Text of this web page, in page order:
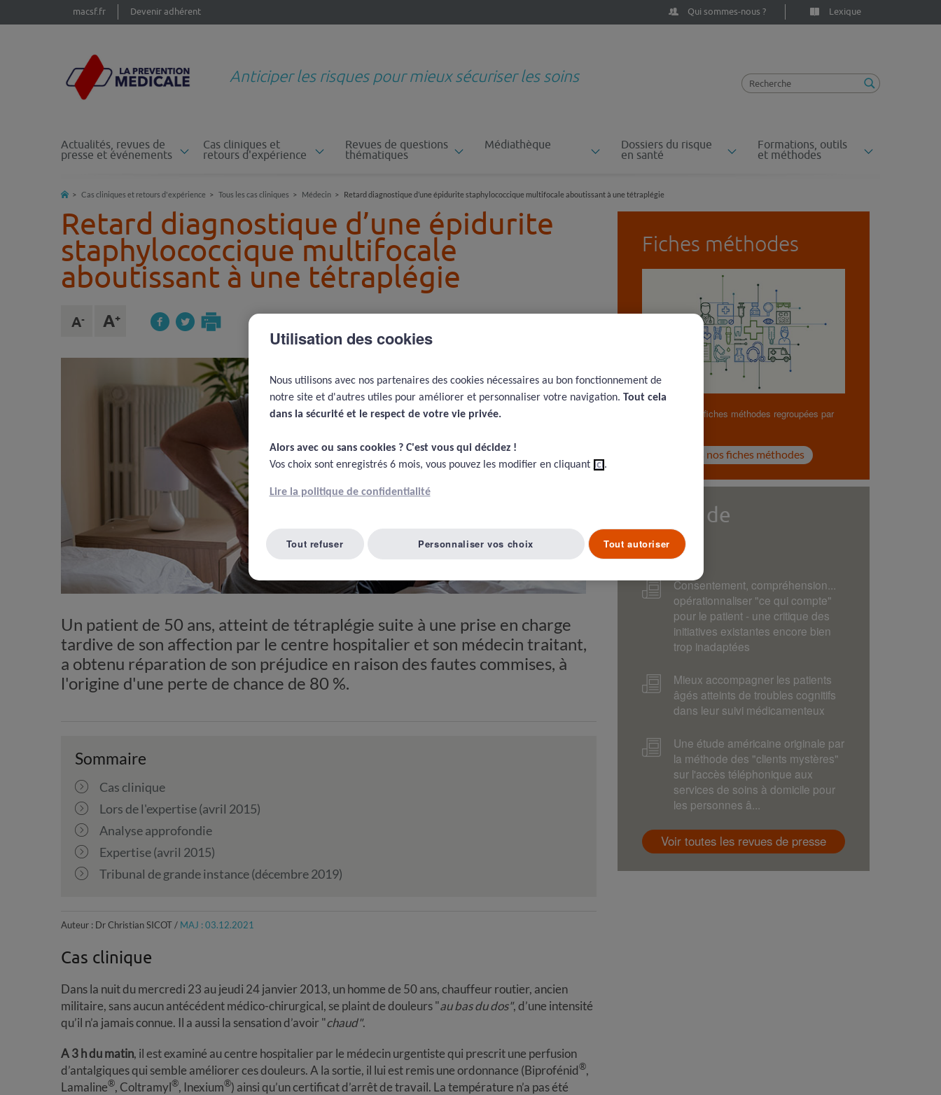
macsf.fr Devenir adhérent Lexique
Qui sommes-nous ?
Anticiper les risques pour mieux sécuriser les soins
Actualités, revues de
presse et événements
Cas cliniques et
retours d'expérience
Revues de questions
thématiques
Médiathèque Dossiers du risque
en santé
Formations, outils
et méthodes
Cas cliniques et retours d'expérience Tous les cas cliniques Médecin Retard diagnostique d’une épidurite staphylococcique multifocale aboutissant à une tétraplégie
Retard diagnostique d’une épidurite
staphylococcique multifocale
aboutissant à une tétraplégie
Un patient de 50 ans, atteint de tétraplégie suite à une prise en charge
tardive de son affection par le centre hospitalier et son médecin traitant,
a obtenu réparation de son préjudice en raison des fautes commises, à
l'origine d'une perte de chance de 80 %.
Sommaire
Cas clinique
Lors de l'expertise (avril 2015)
Analyse approfondie
Expertise (avril 2015)
Tribunal de grande instance (décembre 2019)
Auteur : Dr Christian SICOT / MAJ : 03.12.2021
Cas clinique
Dans la nuit du mercredi 23 au jeudi 24 janvier 2013, un homme de 50 ans, chauffeur routier, ancien
militaire, sans aucun antécédent médico-chirurgical, se plaint de douleurs "au bas du dos", d’une intensité
qu’il n’a jamais connue. Il a aussi la sensation d’avoir "chaud".
A 3 h du matin, il est examiné au centre hospitalier par le médecin urgentiste qui prescrit une perfusion
d’antalgiques qui semble améliorer ces douleurs. A la sortie, il lui est remis une ordonnance (Biprofénid®,
Lamaline®, Coltramyl®, Inexium®) ainsi qu’un certificat d’arrêt de travail. La température n’a pas été
Fiches méthodes
Retrouvez nos fiches méthodes regroupées par
Voir toutes nos fiches méthodes
Revue de
presse
Consentement, compréhension...
opérationnaliser "ce qui compte"
pour le patient - une critique des
initiatives existantes encore bien
trop inadaptées
Mieux accompagner les patients
âgés atteints de troubles cognitifs
dans leur suivi médicamenteux
Une étude américaine originale par
la méthode des "clients mystères"
sur l'accès téléphonique aux
services de soins à domicile pour
les personnes â...
Voir toutes les revues de presse
Utilisation des cookies
Nous utilisons avec nos partenaires des cookies nécessaires au bon fonctionnement de
notre site et d'autres utiles pour améliorer et personnaliser votre navigation. Tout cela
dans la sécurité et le respect de votre vie privée.​
Alors avec ou sans cookies ? C'est vous qui décidez !​
Vos choix sont enregistrés 6 mois, vous pouvez les modifier en cliquant ici.
Lire la politique de confidentialité
Tout refuser Tout autoriser
Personnaliser vos choix